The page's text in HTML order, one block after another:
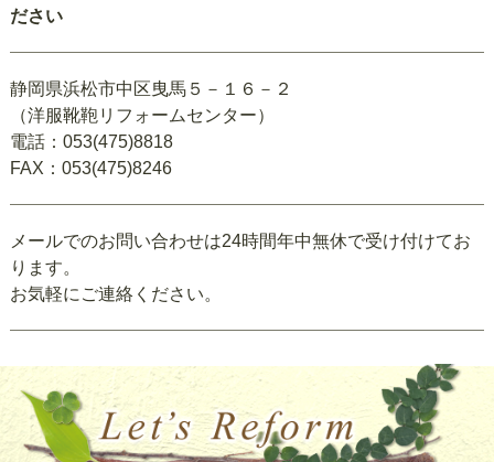
ださい
静岡県浜松市中区曳馬５－１６－２
（洋服靴鞄リフォームセンター）
電話：053(475)8818
FAX：053(475)8246
メールでのお問い合わせは24時間年中無休で受け付けてお
ります。
お気軽にご連絡ください。